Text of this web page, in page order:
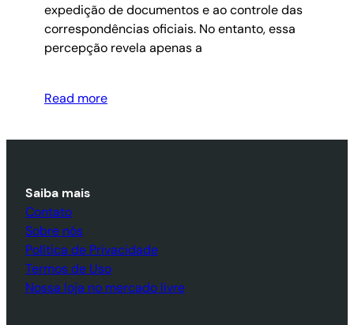
expedição de documentos e ao controle das
correspondências oficiais. No entanto, essa
percepção revela apenas a
Read more
Saiba mais
Contato
Sobre nós
Política de Privacidade
Termos de Uso
Nossa loja no mercado livre